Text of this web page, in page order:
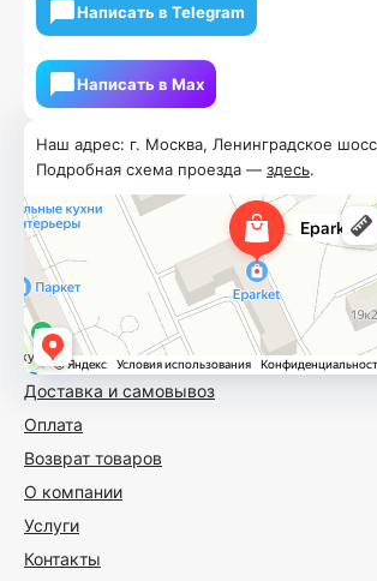
Доставка и самовывоз
Оплата
Возврат товаров
О компании
Услуги
Контакты
Наш адрес: г. Москва, Ленинградское
Подробная схема проезда — здесь.
Написать в Telegram
Написать в Мах